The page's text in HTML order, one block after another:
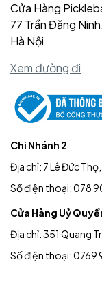
Cửa Hàng
77 Trần Đăng
Hà Nội
Xem đường đi
Chi Nhánh 2
Địa chỉ: 7 Lê Đức
Số điện thoại: 078
Cửa Hàng Uỷ
Địa chỉ: 351 Quang
Số điện thoại: 0769